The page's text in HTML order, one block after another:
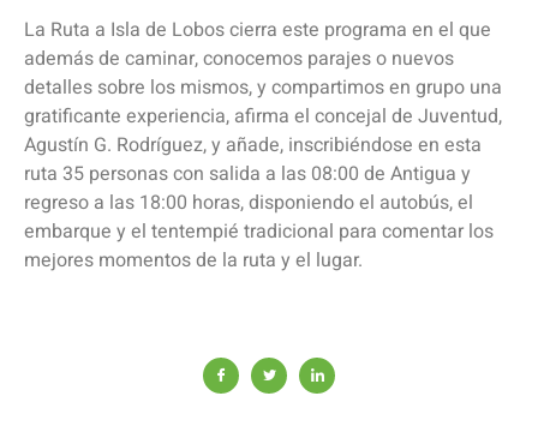
La Ruta a Isla de Lobos cierra este programa en el que
además de caminar, conocemos parajes o nuevos
detalles sobre los mismos, y compartimos en grupo una
gratificante experiencia, afirma el concejal de Juventud,
Agustín G. Rodríguez, y añade, inscribiéndose en esta
ruta 35 personas con salida a las 08:00 de Antigua y
regreso a las 18:00 horas, disponiendo el autobús, el
embarque y el tentempié tradicional para comentar los
mejores momentos de la ruta y el lugar.